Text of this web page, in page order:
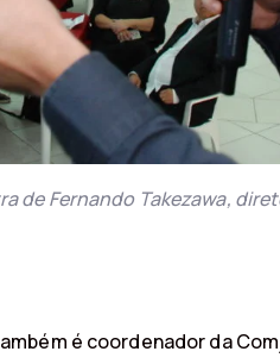
de Fernando Takezawa,
é coordenador da